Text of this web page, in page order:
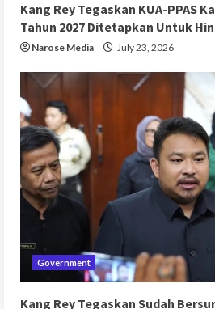
Kang Rey Tegaskan KUA-PPAS
Tahun 2027 Ditetapkan Untuk
Narose Media July 23, 2026
Government
Kang Rey Tegaskan Sudah